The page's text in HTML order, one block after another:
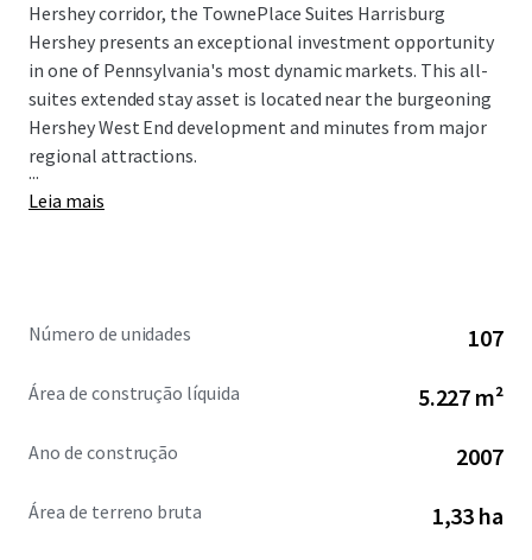
Hershey corridor, the TownePlace Suites Harrisburg
Hershey presents an exceptional investment opportunity
in one of Pennsylvania's most dynamic markets. This all-
suites extended stay asset is located near the burgeoning
Hershey West End development and minutes from major
regional attractions.
...
Leia mais
Número de unidades 107
Área de construção líquida 5.227 m²
Ano de construção 2007
Área de terreno bruta 1,33 ha